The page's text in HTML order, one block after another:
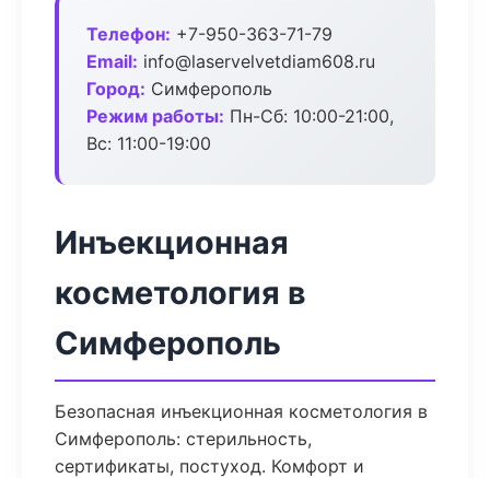
Телефон: +7-950-363-71-79
Email: info@laservelvetdiam608.ru
Город: Симферополь
Режим работы: Пн-Сб: 10:00-21:00,
Вс: 11:00-19:00
Инъекционная
косметология в
Симферополь
Безопасная инъекционная косметология в
Симферополь: стерильность,
сертификаты, постуход. Комфорт и